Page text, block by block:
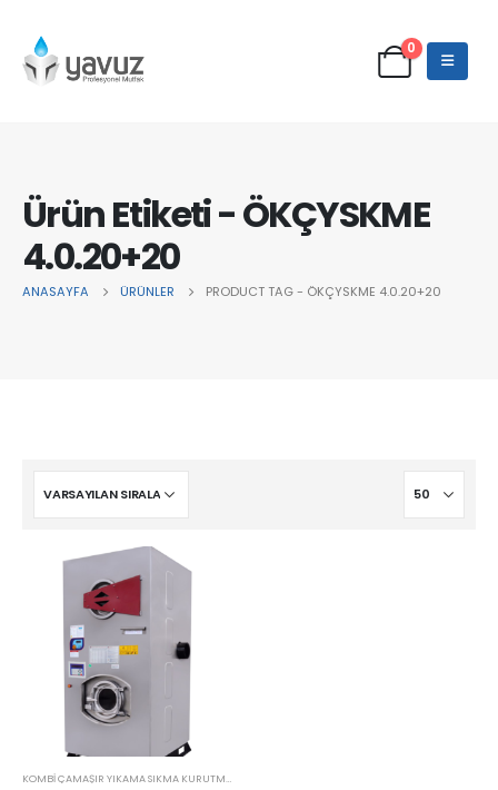
0
Ürün Etiketi - ÖKÇYSKME
4.0.20+20
ANASAYFA ÜRÜNLER PRODUCT TAG - ÖKÇYSKME 4.0.20+20
KOMBI ÇAMAŞIR YIKAMA SIKMA KURUTMA MAKINELERI